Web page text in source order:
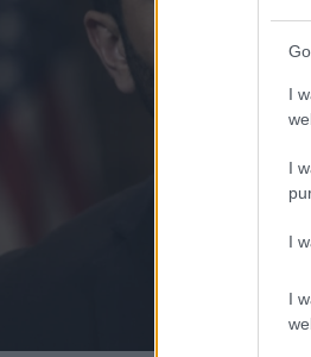
I
I
I
I